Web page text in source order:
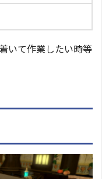
いて作業したい時等